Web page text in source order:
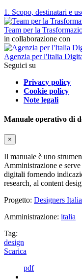
1. Scopo, destinatari e
Team per la
in collaborazione con
Agenzia per l'Italia
Seguici su
Privacy policy
Cookie policy
Note legali
Manuale operativo di
×
Il manuale è uno
Amministrazione e
digitali fornendo
research, al content
Progetto: Designers Italia
Amministrazione: italia
Tag:
design
Scarica
pdf